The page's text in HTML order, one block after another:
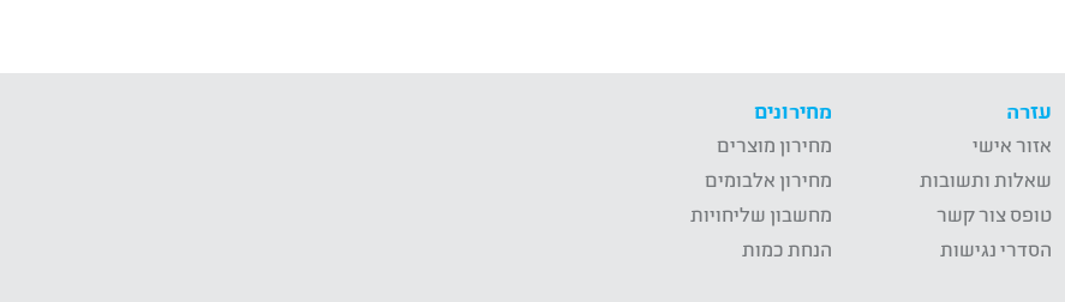
עזרה
אזור אישי
שאלות ותשובות
טופס צור קשר
הסדרי נגישות
מחירונים
מחירון מוצרים
מחירון אלבומים
מחשבון שליחויות
הנחת כמות